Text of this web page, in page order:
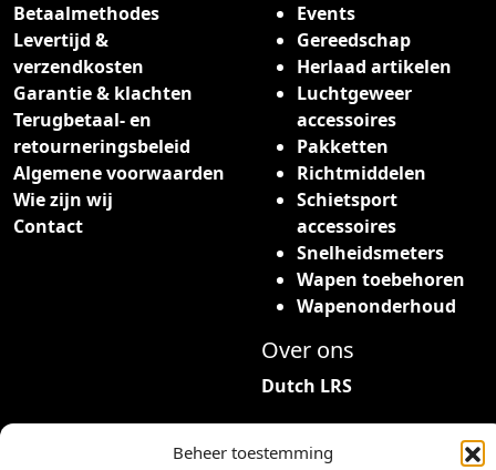
Beheer toestemming
e
f
t
m
e
e
r
d
e
a
Betaalmethodes
Levertijd &
verzendkosten
Garantie & klachten
Terugbetaal- en
retourneringsbeleid
Algemene voorwaarden
Wie zijn wij
Contact
Events
Gereedschap
Herlaad artikelen
Luchtgeweer
accessoires
Pakketten
Richtmiddelen
Schietsport
accessoires
Snelheidsmeters
Wapen toebehoren
Wapenonderhoud
Over ons
Dutch LRS
Adres: Hambeukerboord
35